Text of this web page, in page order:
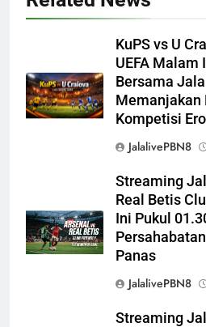
KuPS vs U
UEFA Malam
Bersama
Memanjakan
Kompetisi
JalalivePBN8
Streaming
Real Betis
Ini Pukul
Panas
JalalivePBN8
Streaming